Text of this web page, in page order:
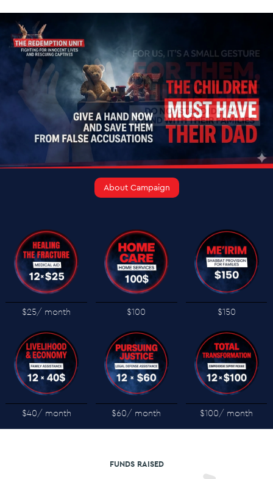
About Campaign
$25/ month $100 $150
$40/ month $60/ month $100/ month
FUNDS RAISED